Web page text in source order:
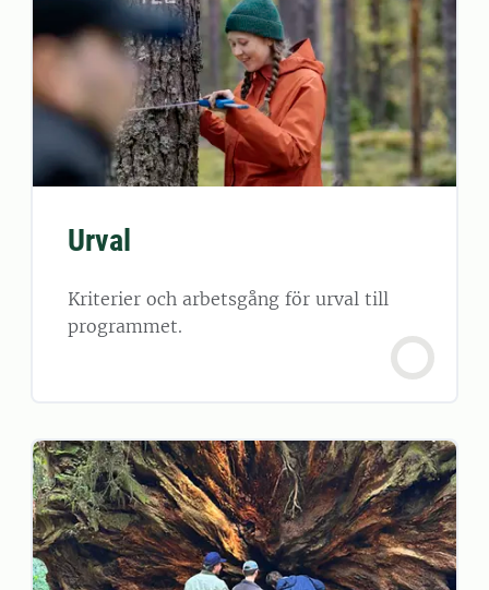
Urval
Kriterier och arbetsgång för urval till
programmet.